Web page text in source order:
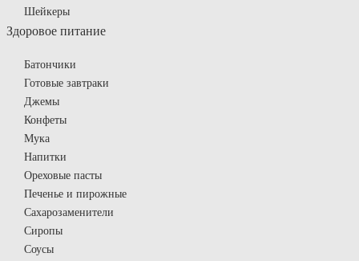
Шейкеры
Здоровое питание
Батончики
Готовые завтраки
Джемы
Конфеты
Мука
Напитки
Ореховые пасты
Печенье и пирожные
Сахарозаменители
Сиропы
Соусы